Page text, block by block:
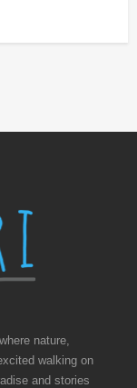
nature,
walking on
and stories